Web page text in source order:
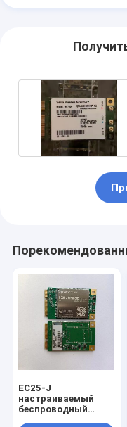
EC25-J
настраиваемый
беспроводный